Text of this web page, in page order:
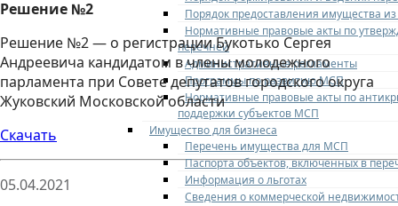
Порядок предоставления имущества
Нормативные правовые акты по
перечней
Административные регламенты
Программы по развитию МСП
Нормативные правовые акты по
поддержки субъектов МСП
Имущество для бизнеса
Перечень имущества для МСП
Паспорта объектов, включенных в
Информация о льготах
Сведения о коммерческой
Решение №2
Решение №2 — о регистрации Букотько Сергея
Андреевича кандидатом в члены молодежного
парламента при Совете депутатов городского округа
Жуковский Московской области
Скачать
05.04.2021